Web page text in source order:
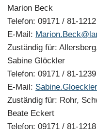
Marion Beck
Telefon: 09171 / 81-1212
E-Mail:
Zuständig für:
Sabine Glöckler
Telefon: 09171 / 81-1239
E-Mail:
Zuständig für: Rohr,
Beate Eckert
Telefon: 09171 / 81-1218